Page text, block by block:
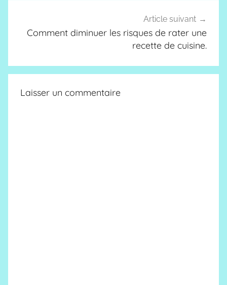
Article suivant
Comment diminuer les risques de rater une
recette de cuisine.
Laisser un commentaire